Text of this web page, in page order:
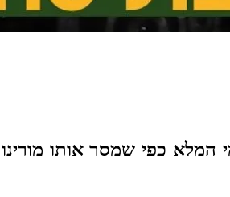
המלא כפי שמסר אותו